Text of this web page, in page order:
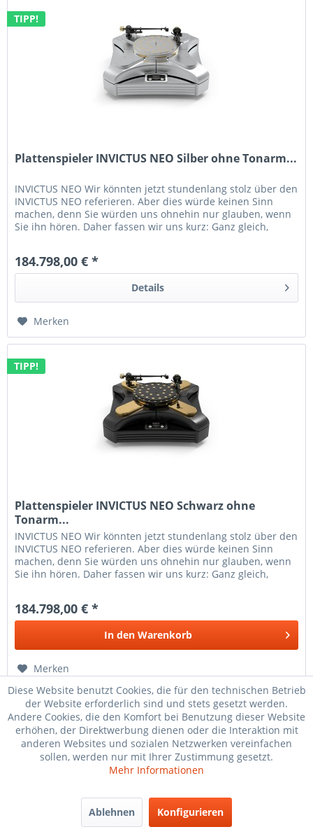
TIPP!
Plattenspieler INVICTUS NEO Silber ohne Tonarm...
INVICTUS NEO Wir könnten jetzt stundenlang stolz über den
INVICTUS NEO referieren. Aber dies würde keinen Sinn
machen, denn Sie würden uns ohnehin nur glauben, wenn
Sie ihn hören. Daher fassen wir uns kurz: Ganz gleich,
184.798,00 € *
Details
Merken
TIPP!
Plattenspieler INVICTUS NEO Schwarz ohne
Tonarm...
INVICTUS NEO Wir könnten jetzt stundenlang stolz über den
INVICTUS NEO referieren. Aber dies würde keinen Sinn
machen, denn Sie würden uns ohnehin nur glauben, wenn
Sie ihn hören. Daher fassen wir uns kurz: Ganz gleich,
184.798,00 € *
In den Warenkorb
Merken
TIPP!
Diese Website benutzt Cookies, die für den technischen Betrieb
der Website erforderlich sind und stets gesetzt werden.
Andere Cookies, die den Komfort bei Benutzung dieser Website
erhöhen, der Direktwerbung dienen oder die Interaktion mit
anderen Websites und sozialen Netzwerken vereinfachen
sollen, werden nur mit Ihrer Zustimmung gesetzt.
Mehr Informationen
Ablehnen Konfigurieren